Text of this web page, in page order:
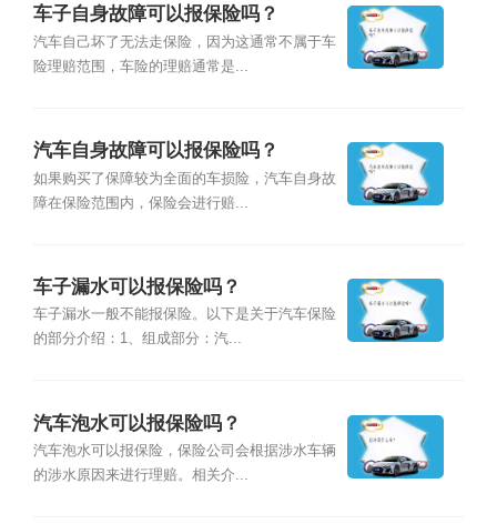
车子自身故障可以报保险吗？
汽车自己坏了无法走保险，因为这通常不属于车
险理赔范围，车险的理赔通常是...
汽车自身故障可以报保险吗？
如果购买了保障较为全面的车损险，汽车自身故
障在保险范围内，保险会进行赔...
车子漏水可以报保险吗？
车子漏水一般不能报保险。以下是关于汽车保险
的部分介绍：1、组成部分：汽...
汽车泡水可以报保险吗？
汽车泡水可以报保险，保险公司会根据涉水车辆
的涉水原因来进行理赔。相关介...